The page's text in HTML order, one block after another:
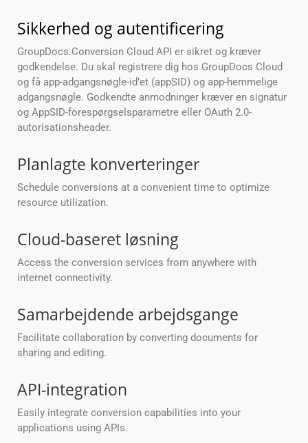
Sikkerhed og autentificering
GroupDocs.Conversion Cloud API er sikret og kræver
godkendelse. Du skal registrere dig hos GroupDocs Cloud
og få app-adgangsnøgle-id’et (appSID) og app-hemmelige
adgangsnøgle. Godkendte anmodninger kræver en signatur
og AppSID-forespørgselsparametre eller OAuth 2.0-
autorisationsheader.
Planlagte konverteringer
Schedule conversions at a convenient time to optimize
resource utilization.
Cloud-baseret løsning
Access the conversion services from anywhere with
internet connectivity.
Samarbejdende arbejdsgange
Facilitate collaboration by converting documents for
sharing and editing.
API-integration
Easily integrate conversion capabilities into your
applications using APIs.